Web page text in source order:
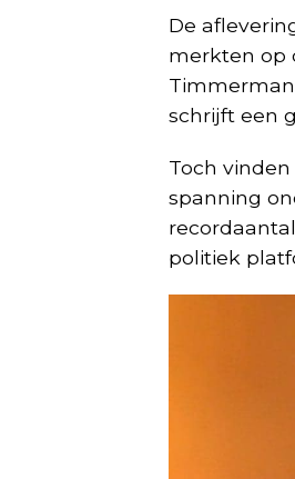
De
merkten op
schrijft een
Toch
spanning
politiek